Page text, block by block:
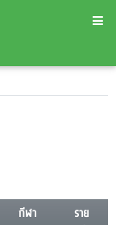
กีฬา
ราย